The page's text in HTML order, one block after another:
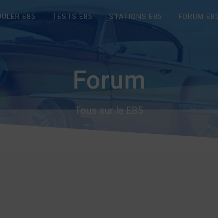
E85 TESTS E85 STATIONS E85 FORUM
Forum
Tous sur le E85